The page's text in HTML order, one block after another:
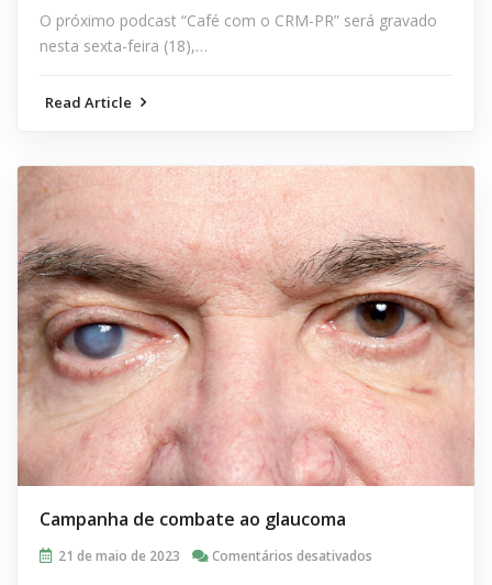
O próximo podcast “Café com o CRM-PR” será gravado
nesta sexta-feira (18),…
Read Article
Campanha de combate ao glaucoma
21 de maio de 2023 Comentários desativados